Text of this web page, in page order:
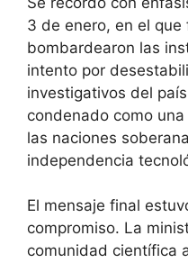
3 de enero, en el
bombardearon las
intento por
investigativos del
condenado como
las naciones
independencia
El mensaje final
compromiso. La
comunidad científica